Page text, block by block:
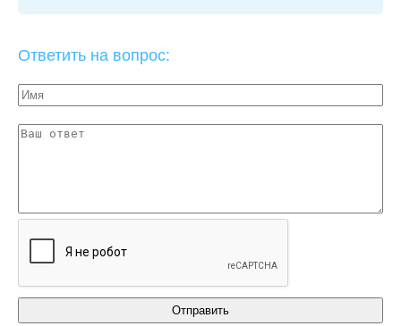
Ответить на вопрос: